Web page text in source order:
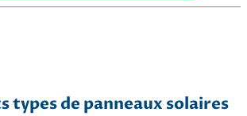
types de panneaux solaires